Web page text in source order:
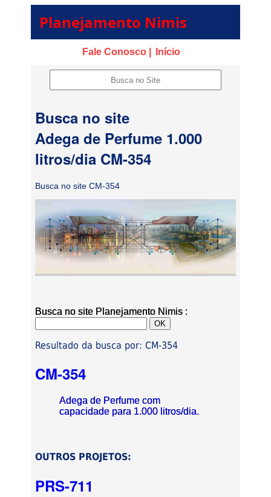
Planejamento Nimis
Fale Conosco | Início
Busca no site
Adega de Perfume 1.000
litros/dia CM-354
Busca no site CM-354
Busca no site Planejamento Nimis :
Resultado da busca por: CM-354
CM-354
Adega de Perfume com
capacidade para 1.000 litros/dia.
OUTROS PROJETOS:
PRS-711